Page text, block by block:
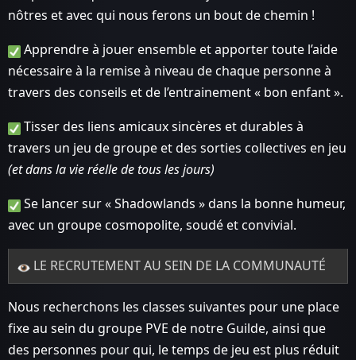
nôtres et avec qui nous ferons un bout de chemin !
Apprendre à jouer ensemble et apporter toute l’aide
nécessaire à la remise à niveau de chaque personne à
travers des conseils et de l’entrainement « bon enfant ».
Tisser des liens amicaux sincères et durables à
travers un jeu de groupe et des sorties collectives en jeu
(et dans la vie réelle de tous les jours)
Se lancer sur « Shadowlands » dans la bonne humeur,
avec un groupe cosmopolite, soudé et convivial.
LE RECRUTEMENT AU SEIN DE LA COMMUNAUTÉ
Nous recherchons les classes suivantes pour une place
fixe au sein du groupe PVE de notre Guilde, ainsi que
des personnes pour qui, le temps de jeu est plus réduit